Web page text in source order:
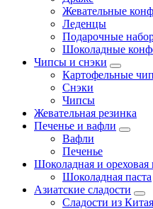
Жевательные
Леденцы
Подарочные
Шоколадные
Чипсы и снэки
Картофельные
Снэки
Чипсы
Жевательная резинка
Печенье и вафли
Вафли
Печенье
Шоколадная и ореховая
Шоколадная паста
Азиатские сладости
Сладости из Китая